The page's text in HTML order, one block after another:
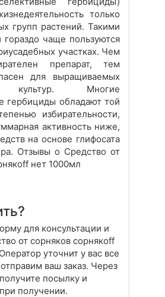
только
групп растений. Такими
гораздо чаще пользуются
участках. Чем
препарат, тем
для выращиваемых
культур. Многие
гербициды обладают той
избирательности,
активность ниже,
на основе глифосата
Отзывы о Средство от
нет 1000мл
для консультации и
от сорняков сорнякoff
уточнит у вас все
ваш заказ. Через
посылку и
получении.